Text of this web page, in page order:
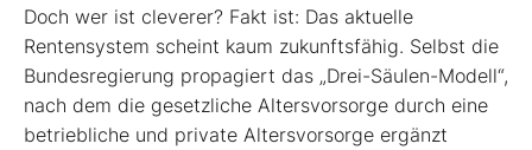
Doch wer ist cleverer? Fakt ist: Das aktuelle
Rentensystem scheint kaum zukunftsfähig. Selbst die
Bundesregierung propagiert das „Drei-Säulen-Modell“,
nach dem die gesetzliche Altersvorsorge durch eine
betriebliche und private Altersvorsorge ergänzt